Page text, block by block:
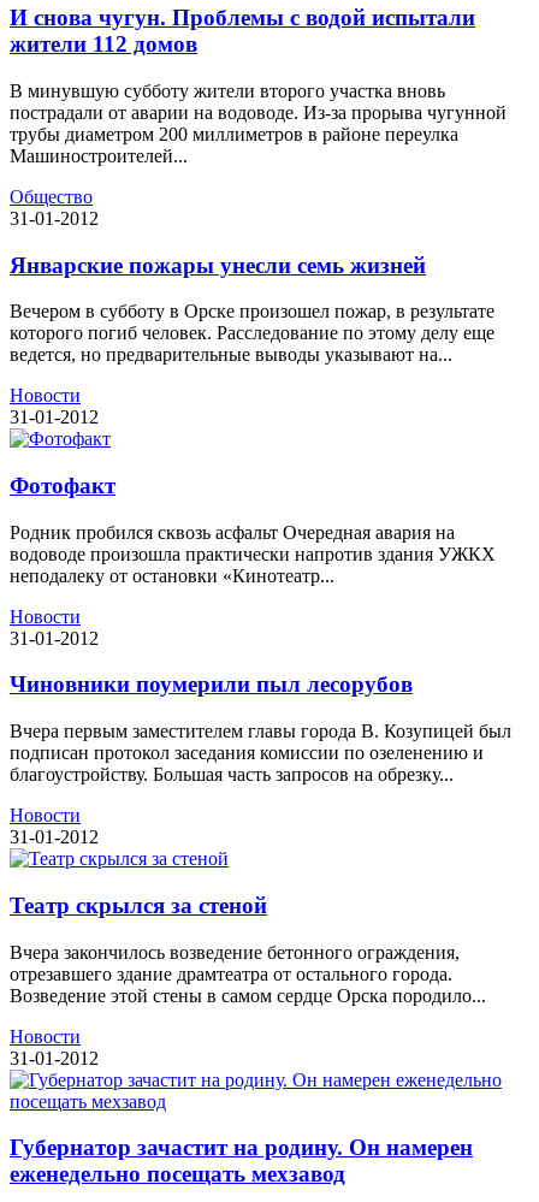
И снова чугун. Проблемы с водой испытали
жители 112 домов
В минувшую субботу жители второго участка вновь
пострадали от аварии на водоводе. Из-за прорыва чугунной
трубы диаметром 200 миллиметров в районе переулка
Машиностроителей...
Общество
31-01-2012
Январские пожары унесли семь жизней
Вечером в субботу в Орске произошел пожар, в результате
которого погиб человек. Расследование по этому делу еще
ведется, но предварительные выводы указывают на...
Новости
31-01-2012
Фотофакт
Родник пробился сквозь асфальт Очередная авария на
водоводе произошла практически напротив здания УЖКХ
неподалеку от остановки «Кинотеатр...
Новости
31-01-2012
Чиновники поумерили пыл лесорубов
Вчера первым заместителем главы города В. Козупицей был
подписан протокол заседания комиссии по озеленению и
благоустройству. Большая часть запросов на обрезку...
Новости
31-01-2012
Театр скрылся за стеной
Вчера закончилось возведение бетонного ограждения,
отрезавшего здание драмтеатра от остального города.
Возведение этой стены в самом сердце Орска породило...
Новости
31-01-2012
Губернатор зачастит на родину. Он намерен
еженедельно посещать мехзавод